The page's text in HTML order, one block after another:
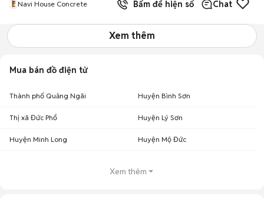
Navi House Concrete Bấm để hiện số Chat
Xem thêm
Mua bán đồ điện tử
Thành phố Quảng Ngãi Huyện Bình Sơn
Thị xã Đức Phổ Huyện Lý Sơn
Huyện Minh Long Huyện Mộ Đức
Xem thêm